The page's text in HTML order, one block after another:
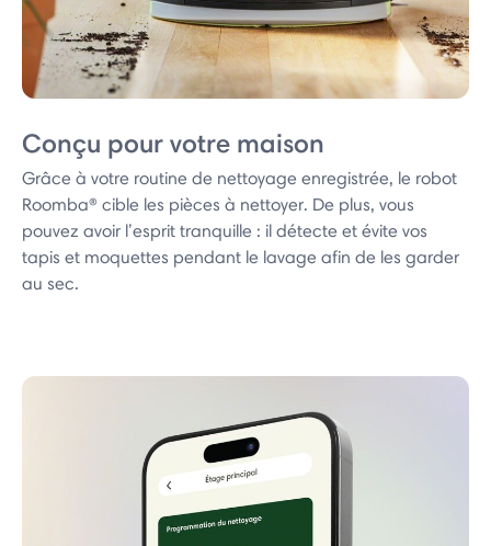
Conçu pour votre maison
Grâce à votre routine de nettoyage enregistrée, le robot
Roomba® cible les pièces à nettoyer. De plus, vous
pouvez avoir l’esprit tranquille : il détecte et évite vos
tapis et moquettes pendant le lavage afin de les garder
au sec.